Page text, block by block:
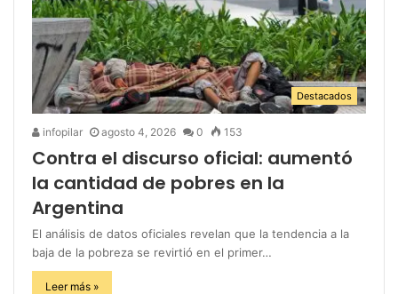
Destacados
infopilar agosto 4, 2026 0 153
Contra el discurso oficial: aumentó
la cantidad de pobres en la
Argentina
El análisis de datos oficiales revelan que la tendencia a la
baja de la pobreza se revirtió en el primer…
Leer más »